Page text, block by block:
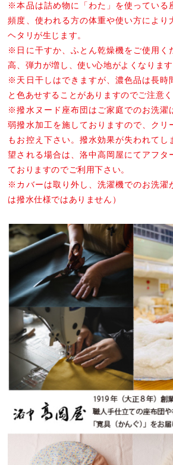
※本品は詰め物に「わた」を使っている
頻度、使われる方の体重や使い方により
ヘタリが生じます。
※日に干すか、ふとん乾燥機をご使用く
高、弾力が増し、使い心地がよくなります
※天日干しはできますが、濃色品は長時
と色あせすることがありますのでご注意く
※撥水ヌード座布団はご家庭でのお洗濯
弱撥水加工を施しておりますので、クリ
もお控え下さい。撥水効果が失われてし
望される場合は、洛中高岡屋にてアフタ
ておりますのでご利用下さい。
※カバーは取り外し、洗濯機でのお洗濯
は撥水仕様ではありません）